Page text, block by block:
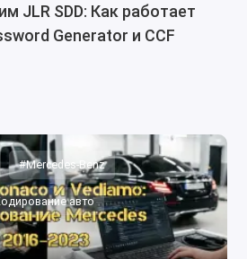
JLR SDD: Как работает
Generator и CCF
#Mercedes-Benz
авто